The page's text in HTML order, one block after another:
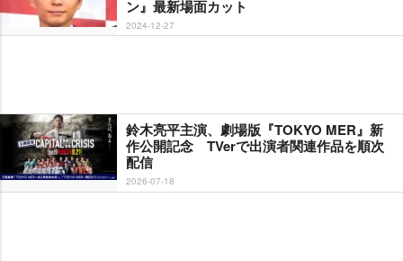
ン』最新場面カット
2024-12-27
鈴木亮平主演、劇場版『TOKYO MER』新
作公開記念 TVerで出演者関連作品を順次
配信
2026-07-18